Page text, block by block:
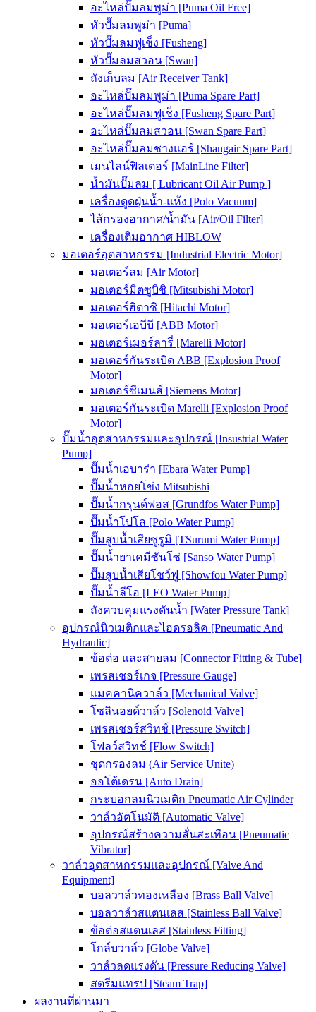
อะไหล่ปั๊มลมพูม่า [Puma Oil Free]
หัวปั๊มลมพูม่า [Puma]
หัวปั๊มลมฟูเช็ง [Fusheng]
หัวปั๊มลมสวอน [Swan]
ถังเก็บลม [Air Receiver Tank]
อะไหล่ปั๊มลมพูม่า [Puma Spare Part]
อะไหล่ปั๊มลมฟูเช็ง [Fusheng Spare Part]
อะไหล่ปั๊มลมสวอน [Swan Spare Part]
อะไหล่ปั๊มลมชางแอร์ [Shangair Spare Part]
เมนไลน์ฟิลเตอร์ [MainLine Filter]
น้ำมันปั๊มลม [ Lubricant Oil Air Pump ]
เครื่องดูดฝุ่นน้ำ-แห้ง [Polo Vacuum]
ไส้กรองอากาศ/น้ำมัน [Air/Oil Filter]
เครื่องเติมอากาศ HIBLOW
มอเตอร์อุตสาหกรรม [Industrial Electric Motor]
มอเตอร์ลม [Air Motor]
มอเตอร์มิตซูบิชิ [Mitsubishi Motor]
มอเตอร์ฮิตาชิ [Hitachi Motor]
มอเตอร์เอบีบี [ABB Motor]
มอเตอร์เมอร์ลารี่ [Marelli Motor]
มอเตอร์กันระเบิด ABB [Explosion Proof
Motor]
มอเตอร์ซีเมนส์ [Siemens Motor]
มอเตอร์กันระเบิด Marelli [Explosion Proof
Motor]
ปั๊มน้ำอุตสาหกรรมและอุปกรณ์ [Insustrial Water
Pump]
ปั๊มน้ำเอบาร่า [Ebara Water Pump]
ปั๊มน้ำหอยโข่ง Mitsubishi
ปั๊มน้ำกรุนด์ฟอส [Grundfos Water Pump]
ปั๊มน้ำโปโล [Polo Water Pump]
ปั๊มสูบน้ำเสียซูรูมิ [TSurumi Water Pump]
ปั๊มน้ำยาเคมีซันโซ่ [Sanso Water Pump]
ปั๊มสูบน้ำเสียโชว์ฟู [Showfou Water Pump]
ปั๊มน้ำลีโอ [LEO Water Pump]
ถังควบคุมแรงดันน้ำ [Water Pressure Tank]
อุปกรณ์นิวเมติกและไฮดรอลิค [Pneumatic And
Hydraulic]
ข้อต่อ และสายลม [Connector Fitting & Tube]
เพรสเชอร์เกจ [Pressure Gauge]
แมคคานิควาล์ว [Mechanical Valve]
โซลินอยด์วาล์ว [Solenoid Valve]
เพรสเชอร์สวิทช์ [Pressure Switch]
โฟลว์สวิทช์ [Flow Switch]
ชุดกรองลม (Air Service Unite)
ออโต้เดรน [Auto Drain]
กระบอกลมนิวเมติก Pneumatic Air Cylinder
วาล์วอัตโนมัติ [Automatic Valve]
อุปกรณ์สร้างความสั่นสะเทือน [Pneumatic
Vibrator]
วาล์วอุตสาหกรรมและอุปกรณ์ [Valve And
Equipment]
บอลวาล์วทองเหลือง [Brass Ball Valve]
บอลวาล์วสแตนเลส [Stainless Ball Valve]
ข้อต่อสแตนเลส [Stainless Fitting]
โกล์บวาล์ว [Globe Valve]
วาล์วลดแรงดัน [Pressure Reducing Valve]
สตรีมแทรป [Steam Trap]
ผลงานที่ผ่านมา